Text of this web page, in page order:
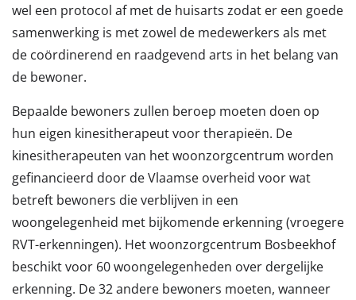
wel een protocol af met de huisarts zodat er een goede
samenwerking is met zowel de medewerkers als met
de coördinerend en raadgevend arts in het belang van
de bewoner.
Bepaalde bewoners zullen beroep moeten doen op
hun eigen kinesitherapeut voor therapieën. De
kinesitherapeuten van het woonzorgcentrum worden
gefinancieerd door de Vlaamse overheid voor wat
betreft bewoners die verblijven in een
woongelegenheid met bijkomende erkenning (vroegere
RVT-erkenningen). Het woonzorgcentrum Bosbeekhof
beschikt voor 60 woongelegenheden over dergelijke
erkenning. De 32 andere bewoners moeten, wanneer